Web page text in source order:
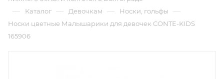
— Каталог — Девочкам — Носки, гольфы —
Носки цветные Малышарики для девочек CONTE-KIDS
165906